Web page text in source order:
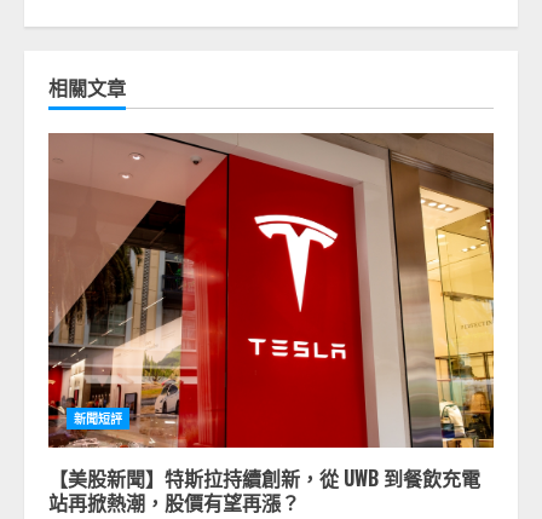
相關文章
新聞短評
【美股新聞】特斯拉持續創新，從 UWB 到餐飲充電
站再掀熱潮，股價有望再漲？